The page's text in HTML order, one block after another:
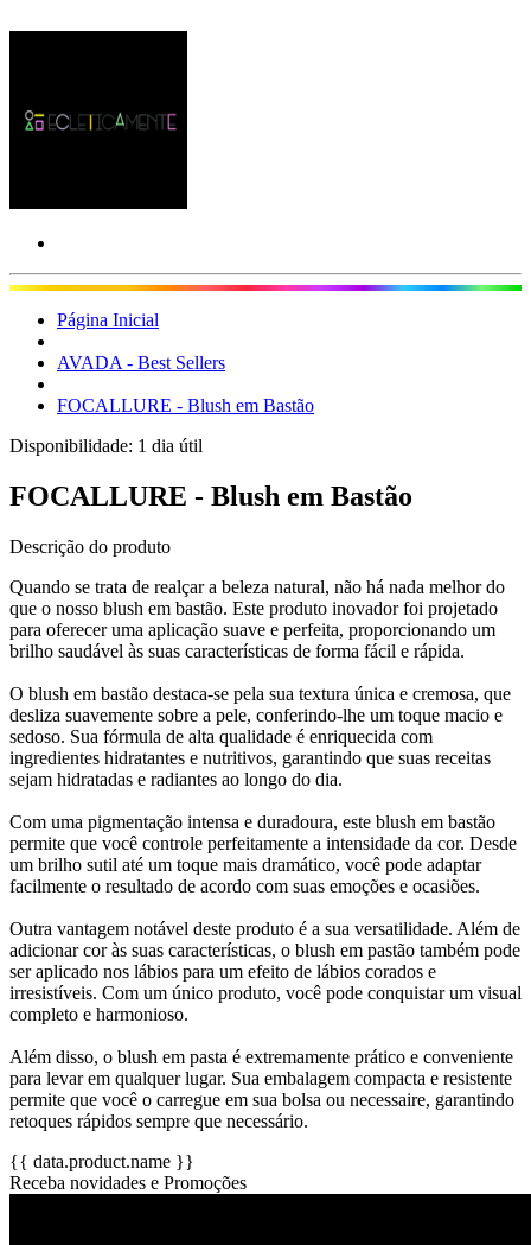
Página Inicial
AVADA - Best Sellers
FOCALLURE - Blush em Bastão
Disponibilidade: 1 dia útil
FOCALLURE - Blush em Bastão
Descrição do produto
Quando se trata de realçar a beleza natural, não há nada melhor do
que o nosso blush em bastão. Este produto inovador foi projetado
para oferecer uma aplicação suave e perfeita, proporcionando um
brilho saudável às suas características de forma fácil e rápida.
O blush em bastão destaca-se pela sua textura única e cremosa, que
desliza suavemente sobre a pele, conferindo-lhe um toque macio e
sedoso. Sua fórmula de alta qualidade é enriquecida com
ingredientes hidratantes e nutritivos, garantindo que suas receitas
sejam hidratadas e radiantes ao longo do dia.
Com uma pigmentação intensa e duradoura, este blush em bastão
permite que você controle perfeitamente a intensidade da cor. Desde
um brilho sutil até um toque mais dramático, você pode adaptar
facilmente o resultado de acordo com suas emoções e ocasiões.
Outra vantagem notável deste produto é a sua versatilidade. Além de
adicionar cor às suas características, o blush em pastão também pode
ser aplicado nos lábios para um efeito de lábios corados e
irresistíveis. Com um único produto, você pode conquistar um visual
completo e harmonioso.
Além disso, o blush em pasta é extremamente prático e conveniente
para levar em qualquer lugar. Sua embalagem compacta e resistente
permite que você o carregue em sua bolsa ou necessaire, garantindo
retoques rápidos sempre que necessário.
{{ data.product.name }}
Receba novidades e Promoções